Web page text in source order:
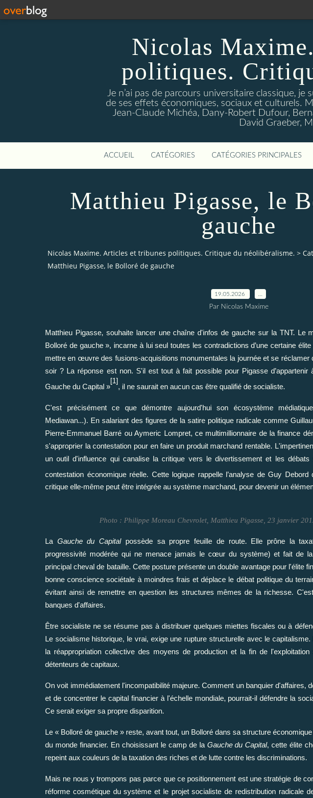
Nicolas
politiques.
Je n’ai pas de parcours universitaire classique,
de ses effets économiques, sociaux et culturels.
Jean-Claude Michéa, Dany-Robert Dufour,
David Graeber,
ACCUEIL CATÉGORIES CATÉGORIES PRINCIPALES
Matthieu Pigasse, le
gauche
Nicolas Maxime. Articles et tribunes politiques. Critique du néolibéralisme. >
Matthieu Pigasse, le Bolloré de gauche
19.05.2026
Par Nicolas Maxime
Matthieu Pigasse, souhaite lancer une chaîne d'infos de gauche sur la TNT. Le
Bolloré de gauche », incarne à lui seul toutes les contradictions d’une certaine
mettre en œuvre des fusions-acquisitions monumentales la journée et se réclamer
soir ? La réponse est non. S'il est tout à fait possible pour Pigasse
Gauche du Capital »
[1]
, il ne saurait en aucun cas être qualifié de socialiste.
C'est précisément ce que démontre aujourd'hui son écosystème
Mediawan...). En salariant des figures de la satire politique radicale comme
Pierre-Emmanuel Barré ou Aymeric Lompret, ce multimillionnaire de la finance
s'approprier la contestation pour en faire un produit marchand rentable.
un outil d'influence qui canalise la critique vers le divertissement et les débats
contestation économique réelle. Cette logique rappelle l’analyse de Guy
critique elle-même peut être intégrée au système marchand, pour devenir un
Photo : Philippe Moreau Chevrolet, Matthieu Pigasse, 23 janvier
La Gauche du Capitalpossède sa propre feuille de route. Elle prône la
progressivité modérée qui ne menace jamais le cœur du système) et fait de
principal cheval de bataille. Cette posture présente un double avantage pour l'élite
bonne conscience sociétale à moindres frais et déplace le débat politique du
évitant ainsi de remettre en question les structures mêmes de la richesse.
banques d'affaires.
Être socialiste ne se résume pas à distribuer quelques miettes fiscales ou à
Le socialisme historique, le vrai, exige une rupture structurelle avec le
la réappropriation collective des moyens de production et la fin de
détenteurs de capitaux.
On voit immédiatement l'incompatibilité majeure. Comment un banquier d'affaires,
et de concentrer le capital financier à l'échelle mondiale, pourrait-il défendre la
Ce serait exiger sa propre disparition.
Le « Bolloré de gauche » reste, avant tout, un Bolloré dans sa structure
du monde financier. En choisissant le camp de la Gauche du Capital, cette élite
repeint aux couleurs de la taxation des riches et de lutte contre les discriminations.
Mais ne nous y trompons pas parce que ce positionnement est une stratégie de
réforme cosmétique du système et le projet socialiste de redistribution radicale